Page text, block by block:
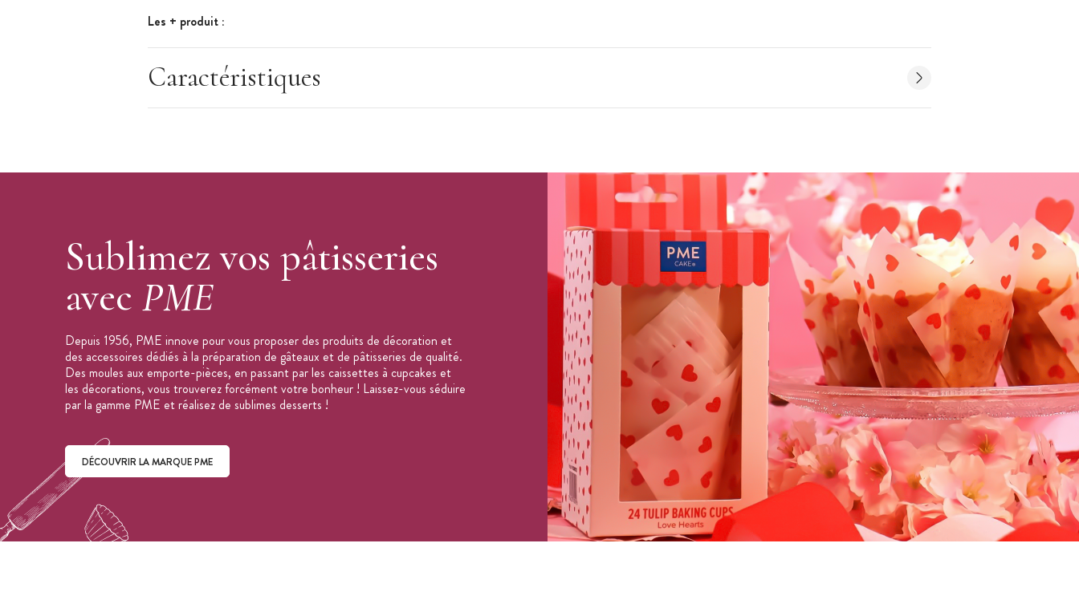
Les + produit :
Boite à gâteau cartonnée
Support rond inclus
Couvercle amovible
Support de 3 mm d'épaisseur inclus
Forme support : rond
Marque : PME
Caractéristiques
Sublimez vos pâtisseries
avec PME
Depuis 1956, PME innove pour vous proposer des produits de décoration et
des accessoires dédiés à la préparation de gâteaux et de pâtisseries de qualité.
Des moules aux emporte-pièces, en passant par les caissettes à cupcakes et
les décorations, vous trouverez forcément votre bonheur ! Laissez-vous séduire
par la gamme PME et réalisez de sublimes desserts !
DÉCOUVRIR LA MARQUE PME